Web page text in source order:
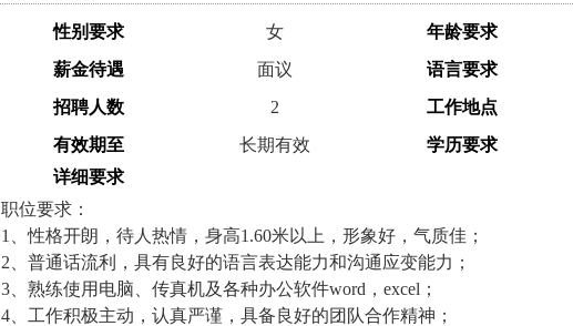
性别要求 女 年龄要求
薪金待遇
面议 语言要求
招聘人数
2 工作地点
有效期至
长期有效 学历要求
详细要求
职位要求：
1、性格开朗，待人热情，身高1.60米以上，形象好，气质佳；
2、普通话流利，具有良好的语言表达能力和沟通应变能力；
3、熟练使用电脑、传真机及各种办公软件word，excel；
4、工作积极主动，认真严谨，具备良好的团队合作精神；